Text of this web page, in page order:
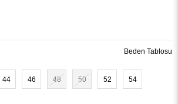
44 46 48 50 52 54
Beden Tablosu